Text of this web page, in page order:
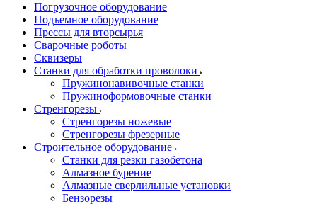
Погрузочное оборудование
Подъемное оборудование
Прессы для вторсырья
Сварочные роботы
Сквизеры
Станки для обработки проволоки
Пружинонавивочные станки
Пружиноформовочные станки
Стренгорезы
Стренгорезы ножевые
Стренгорезы фрезерные
Строительное оборудование
Станки для резки газобетона
Алмазное бурение
Алмазные сверлильные установки
Бензорезы